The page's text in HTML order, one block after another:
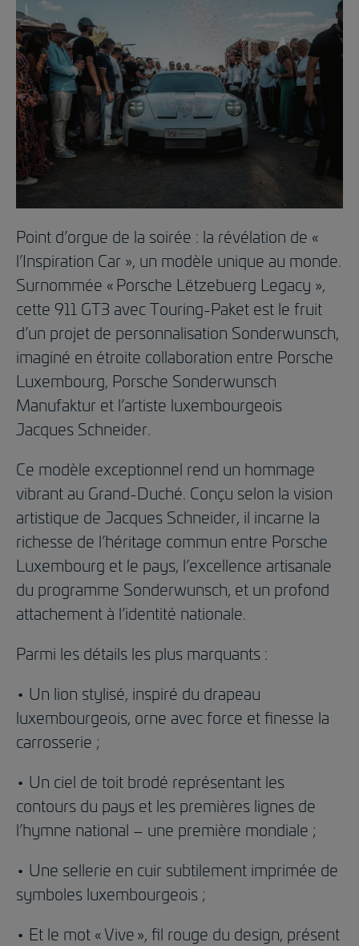
Point d’orgue de la soirée : la révélation de «
l’Inspiration Car », un modèle unique au monde.
Surnommée « Porsche Lëtzebuerg Legacy »,
cette 911 GT3 avec Touring-Paket est le fruit
d’un projet de personnalisation Sonderwunsch,
imaginé en étroite collaboration entre Porsche
Luxembourg, Porsche Sonderwunsch
Manufaktur et l’artiste luxembourgeois
Jacques Schneider.
Ce modèle exceptionnel rend un hommage
vibrant au Grand-Duché. Conçu selon la vision
artistique de Jacques Schneider, il incarne la
richesse de l’héritage commun entre Porsche
Luxembourg et le pays, l’excellence artisanale
du programme Sonderwunsch, et un profond
attachement à l’identité nationale.
Parmi les détails les plus marquants :
• Un lion stylisé, inspiré du drapeau
luxembourgeois, orne avec force et finesse la
carrosserie ;
• Un ciel de toit brodé représentant les
contours du pays et les premières lignes de
l’hymne national – une première mondiale ;
• Une sellerie en cuir subtilement imprimée de
symboles luxembourgeois ;
• Et le mot « Vive », fil rouge du design, présent